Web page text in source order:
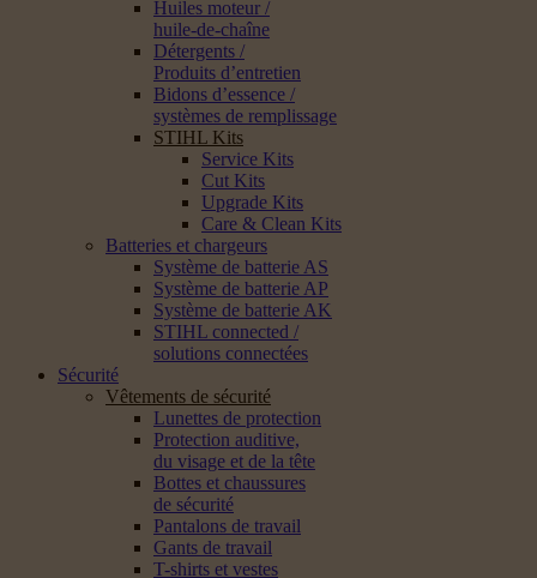
Huiles moteur /
huile-de-chaîne
Détergents /
Produits d’entretien
Bidons d’essence /
systèmes de remplissage
STIHL Kits
Service Kits
Cut Kits
Upgrade Kits
Care & Clean Kits
Batteries et chargeurs
Système de batterie AS
Système de batterie AP
Système de batterie AK
STIHL connected /
solutions connectées
Sécurité
Vêtements de sécurité
Lunettes de protection
Protection auditive,
du visage et de la tête
Bottes et chaussures
de sécurité
Pantalons de travail
Gants de travail
T-shirts et vestes